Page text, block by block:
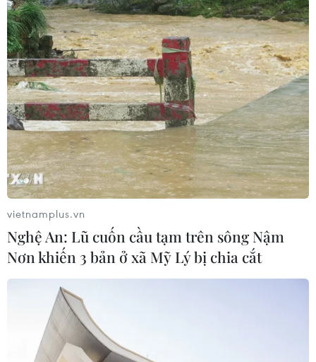
vietnamplus.vn
Nghệ An: Lũ cuốn cầu tạm trên sông Nậm
Nơn khiến 3 bản ở xã Mỹ Lý bị chia cắt